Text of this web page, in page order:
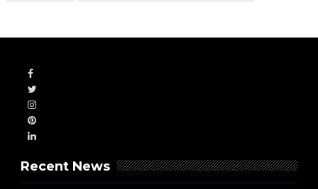
Recent News